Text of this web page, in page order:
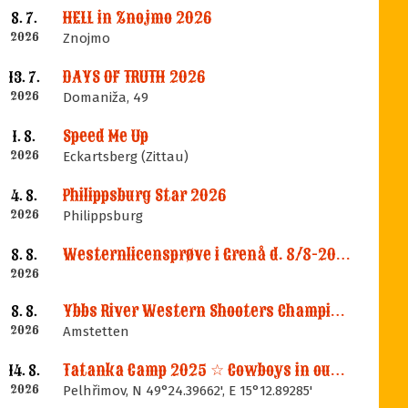
8. 7.
2026
HELL in Znojmo 2026
Znojmo
13. 7.
2026
DAYS OF TRUTH 2026
Domaniža, 49
1. 8.
2026
Speed Me Up
Eckartsberg (Zittau)
4. 8.
2026
Philippsburg Star 2026
Philippsburg
8. 8.
2026
Westernlicensprøve i Grenå d. 8/8-2026
8. 8.
2026
Ybbs River Western Shooters Championship 2026 + LM
Amstetten
14. 8.
2026
Tatanka Camp 2025 ☆ Cowboys in our Memories
Pelhřimov, N 49°24.39662', E 15°12.89285'